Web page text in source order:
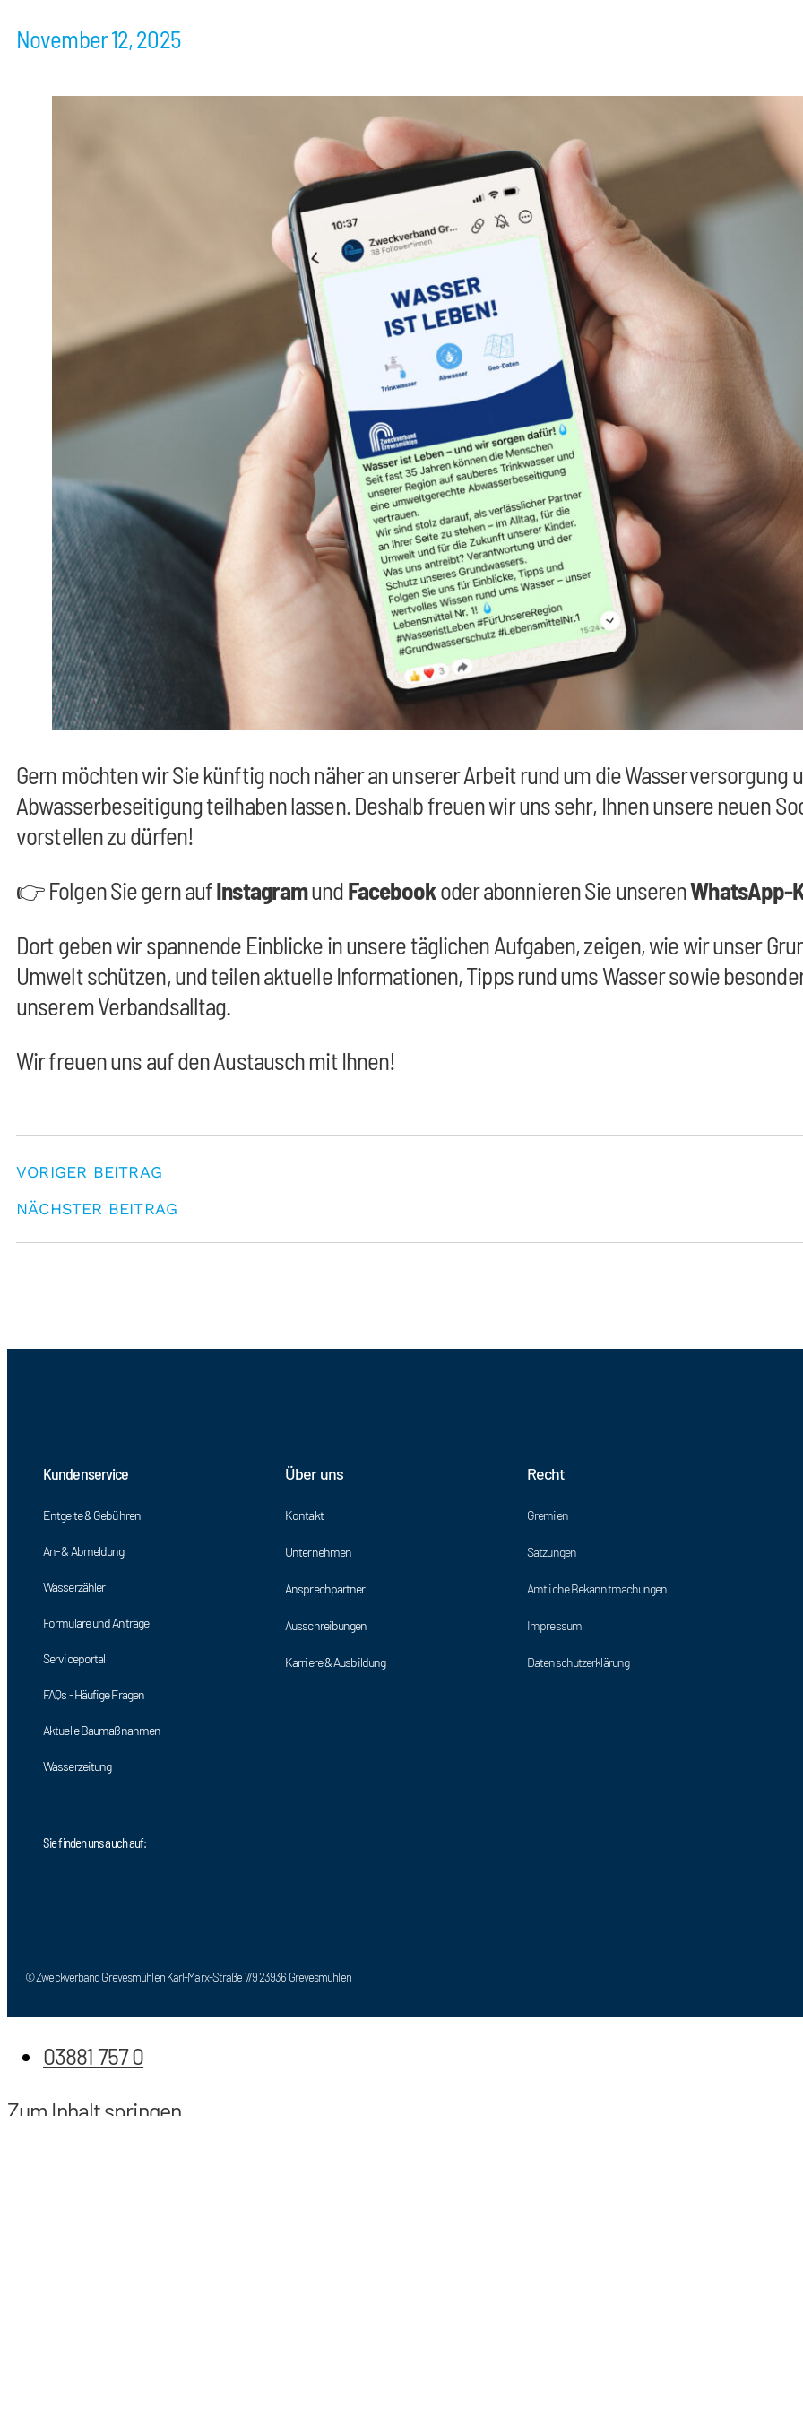
November 12, 2025
Gern möchten wir Sie künftig noch näher an unserer Arbeit rund um die Wasserversorgung
Abwasserbeseitigung teilhaben lassen. Deshalb freuen wir uns sehr, Ihnen unsere neuen
vorstellen zu dürfen!
👉 Folgen Sie gern aufInstagramundFacebookoder abonnieren Sie unserenWhatsApp-
Dort geben wir spannende Einblicke in unsere täglichen Aufgaben, zeigen, wie wir unser
Umwelt schützen, und teilen aktuelle Informationen, Tipps rund ums Wasser sowie
unserem Verbandsalltag.
Wir freuen uns auf den Austausch mit Ihnen!
VORIGER BEITRAG
NÄCHSTER BEITRAG
Kundenservice
Entgelte & Gebühren
An- & Abmeldung
Wasserzähler
Formulare und Anträge
Serviceportal
FAQs - Häufige Fragen
Aktuelle Baumaßnahmen
Wasserzeitung
Über uns
Kontakt
Unternehmen
Ansprechpartner
Ausschreibungen
Karriere & Ausbildung
Recht
Gremien
Satzungen
Amtliche Bekanntmachungen
Impressum
Datenschutzerklärung
Sie finden uns auch auf:
© Zweckverband Grevesmühlen Karl-Marx-Straße 7/9 23936 Grevesmühlen
03881 757 0
Zum Inhalt springen